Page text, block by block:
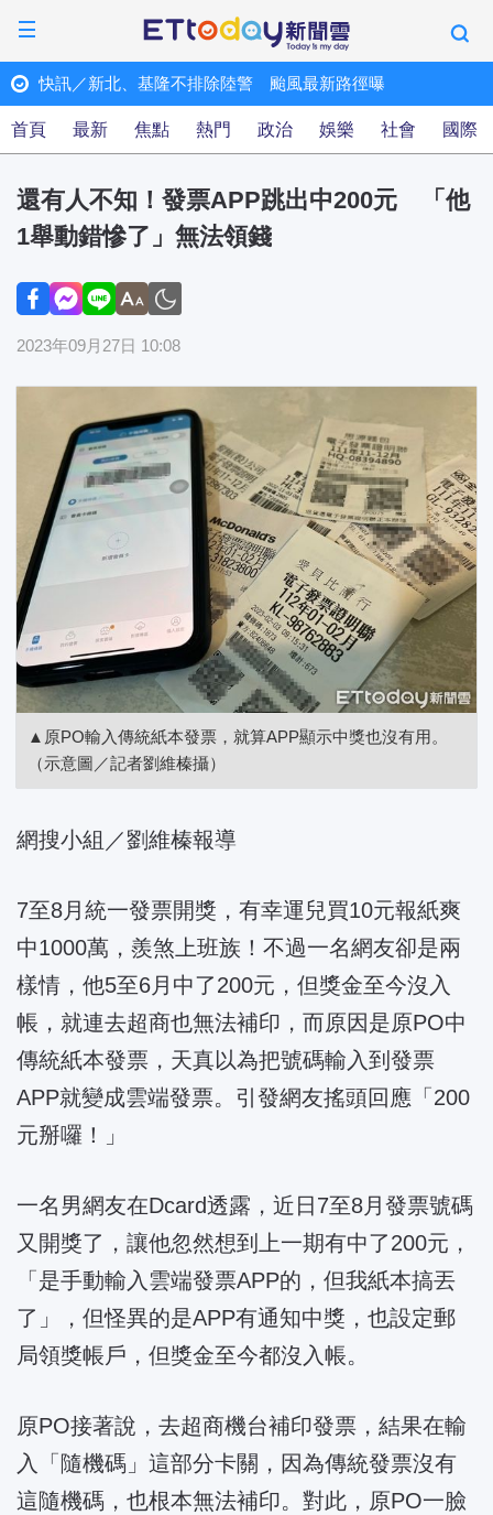
ET快訊
快訊／南港LaLaport 天花板崩落！鷹架也倒塌...全場
首頁 最新 焦點 熱門 政治 娛樂 社會 國際
還有人不知！發票APP跳出中200元 「他
1舉動錯慘了」無法領錢
2023年09月27日 10:08
▲原PO輸入傳統紙本發票，就算APP顯示中獎也沒有用。
（示意圖／記者劉維榛攝）
網搜小組／劉維榛報導
7至8月統一發票開獎，有幸運兒買10元報紙爽
中1000萬，羨煞上班族！不過一名網友卻是兩
樣情，他5至6月中了200元，但獎金至今沒入
帳，就連去超商也無法補印，而原因是原PO中
傳統紙本發票，天真以為把號碼輸入到發票
APP就變成雲端發票。引發網友搖頭回應「200
元掰囉！」
一名男網友在Dcard透露，近日7至8月發票號碼
又開獎了，讓他忽然想到上一期有中了200元，
「是手動輸入雲端發票APP的，但我紙本搞丟
了」，但怪異的是APP有通知中獎，也設定郵
局領獎帳戶，但獎金至今都沒入帳。
原PO接著說，去超商機台補印發票，結果在輸
入「隨機碼」這部分卡關，因為傳統發票沒有
這隨機碼，也根本無法補印。對此，原PO一臉